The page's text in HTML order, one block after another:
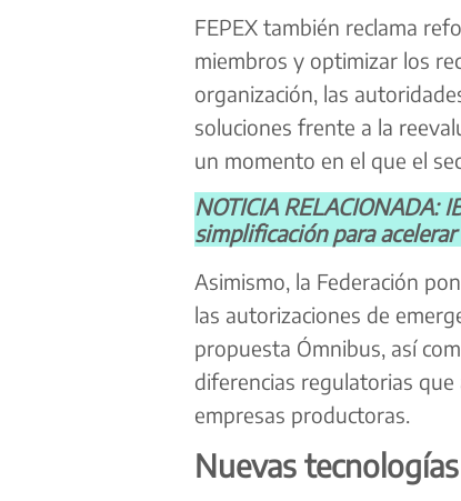
FEPEX también reclama
miembros y optimizar los
organización, las
soluciones frente a la
un momento en el que el
NOTICIA RELACIONADA:
simplificación para
Asimismo, la Federación
las autorizaciones de
propuesta Ómnibus, así
diferencias regulatorias
empresas productoras.
Nuevas